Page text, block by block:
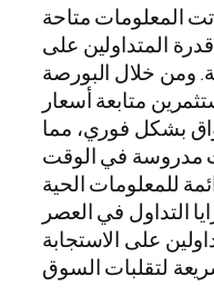
المعلومات متاحة
المتداولين على
ومن خلال البورصة
متابعة أسعار
بشكل فوري، مما
مدروسة في الوقت
للمعلومات الحية
التداول في العصر
على الاستجابة